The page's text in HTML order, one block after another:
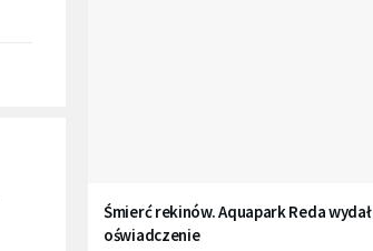
Śmierć rekinów. Aquapark Reda wydał
oświadczenie